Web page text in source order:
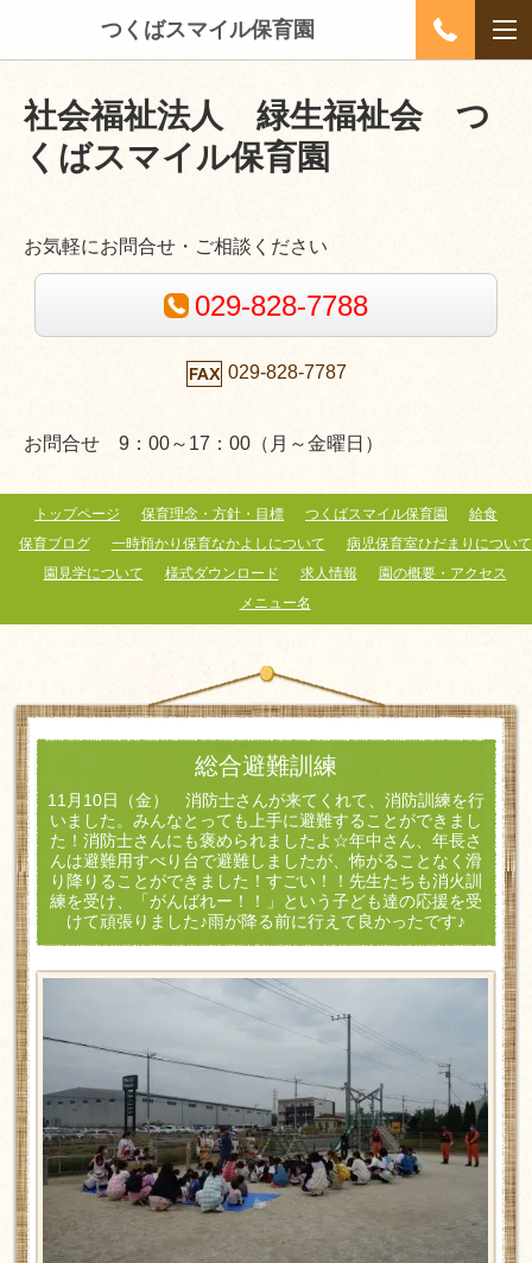
つくばスマイル保育園
社会福祉法人 緑生福祉会 つ
くばスマイル保育園
お気軽にお問合せ・ご相談ください
029-828-7788
029-828-7787
お問合せ 9：00～17：00（月～金曜日）
トップページ 保育理念・方針・目標 つくばスマイル保育園
給食
保育ブログ
一時預かり保育なかよしについて
病児保育室ひだまりについて
園見学について
様式ダウンロード 求人情報
園の概要・アクセス
メニュー名
総合避難訓練
11月10日（金） 消防士さんが来てくれて、消防訓練を行
いました。みんなとっても上手に避難することができまし
た！消防士さんにも褒められましたよ☆年中さん、年長さ
んは避難用すべり台で避難しましたが、怖がることなく滑
り降りることができました！すごい！！先生たちも消火訓
練を受け、「がんばれー！！」という子ども達の応援を受
けて頑張りました♪雨が降る前に行えて良かったです♪